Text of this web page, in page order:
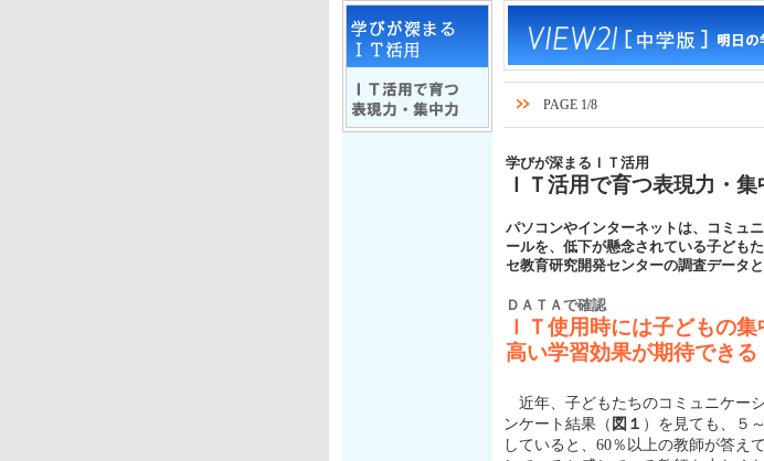
PAGE 1/8
学びが深まるＩＴ活用
ＩＴ活用で育つ表現力・集
パソコンやインターネットは、コミュ
ールを、低下が懸念されている子ども
セ教育研究開発センターの調査データ
ＤＡＴＡで確認
ＩＴ使用時には子どもの集
高い学習効果が期待できる
近年、子どもたちのコミュニケー
ンケート結果（ 図１ ）を見ても、５
していると、60％以上の教師が答え